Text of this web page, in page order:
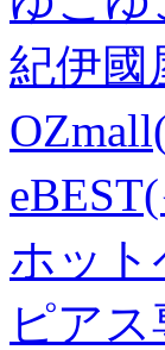
紀伊國
ホット
ピア